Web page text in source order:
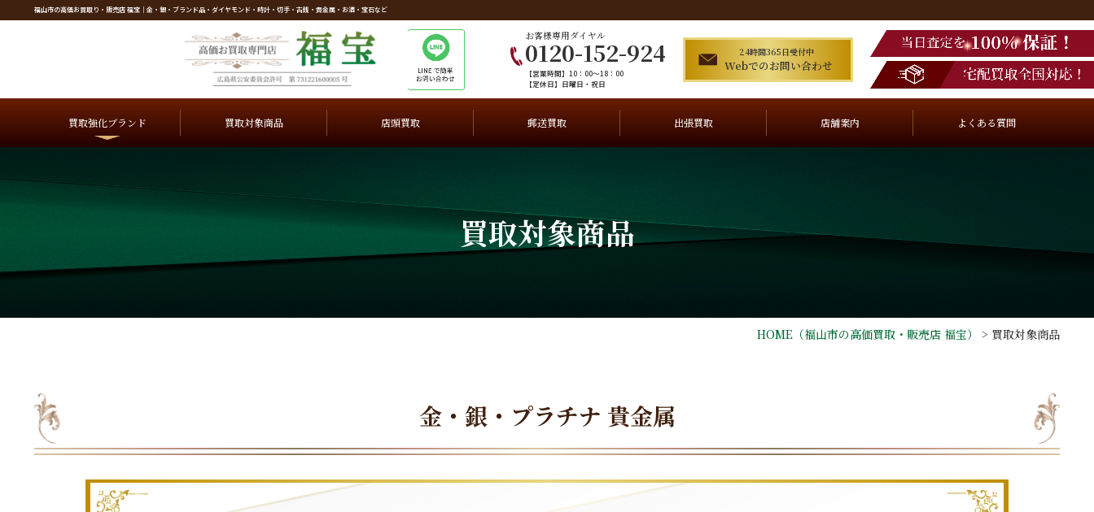
福山市の高価お買取り・販売店 福宝｜金・銀・ブランド品・ダイヤモンド・時計・切手・古銭・貴金属・お酒・宝石など
お客様専用ダイヤル
0120-152-924
【営業時間】10：00～18：00
【定休日】日曜日・祝日
24時間365日受付中
Webでのお問い合わせ
買取強化ブランド 買取対象商品 店頭買取 郵送買取 出張買取 店舗案内 よくある質問
買取対象商品
HOME （福山市の高価買取・販売店 福宝） > 買取対象商品
金・銀・プラチナ 貴金属